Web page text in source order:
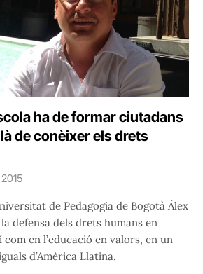
ha de formar ciutadans
de conèixer els drets
de Pedagogia de Bogotà Álex
defensa dels drets humans en
com en l’educació en valors, en un
d’Amèrica Llatina.